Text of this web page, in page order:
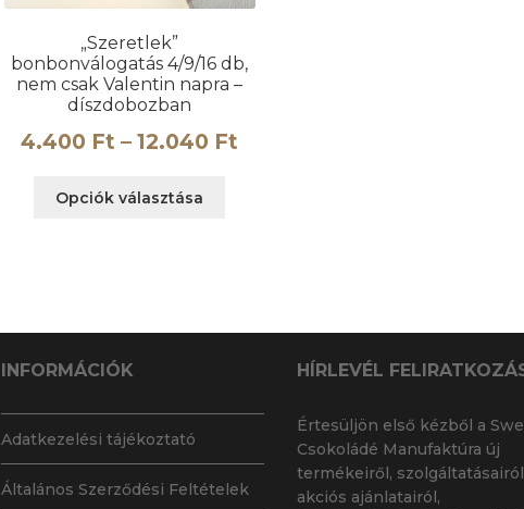
„Szeretlek”
bonbonválogatás 4/9/16 db,
nem csak Valentin napra –
díszdobozban
4.400 Ft – 12.040 Ft
Opciók választása
A
választhatók
INFORMÁCIÓK
Adatkezelési tájékoztató
Általános Szerződési Feltételek
HÍRLEVÉL
Értesüljön első kézből a
Csokoládé Manufaktúra új
termékeiről,
akciós ajánlatairól,